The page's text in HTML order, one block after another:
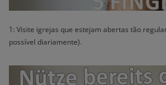
1: Visite igrejas que estejam abertas tão
possível diariamente).